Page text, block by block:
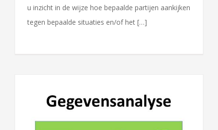
u inzicht in de wijze hoe bepaalde partijen aankijken
tegen bepaalde situaties en/of het […]